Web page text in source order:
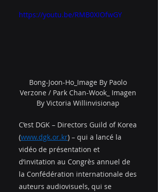
https://youtu.be/RMB0XIOfwGY
Bong-Joon-Ho_Image By Paolo
Verzone / Park Chan-Wook_ Imagen
By Victoria Willinvisionap
C’est DGK – Directors Guild of Korea
(www.dgk.or.kr) – qui a lancé la
vidéo de présentation et
d’invitation au Congrès annuel de
la Confédération internationale des
auteurs audiovisuels, qui se